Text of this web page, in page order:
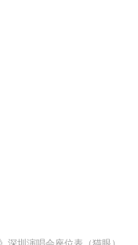
深圳演唱会座位表（猫眼）